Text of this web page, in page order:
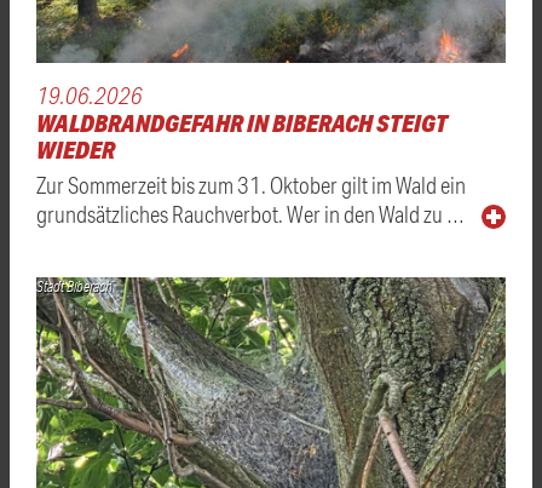
19.06.2026
WALDBRANDGEFAHR IN BIBERACH STEIGT
WIEDER
Zur Sommerzeit bis zum 31. Oktober gilt im Wald ein
grundsätzliches Rauchverbot. Wer in den Wald zu …
Stadt Biberach